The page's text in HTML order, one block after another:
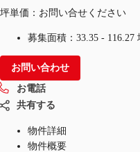
坪単価：お問い合せください
募集面積： 33.35 - 116.27
お問い合わせ
お電話
共有する
物件詳細
物件概要